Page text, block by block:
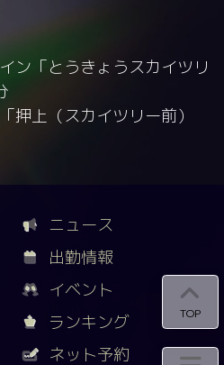
TOP
ン「とうきょうスカイツリ
押上（スカイツリー前）
ニュース
出勤情報
イベント
ランキング
ネット予約